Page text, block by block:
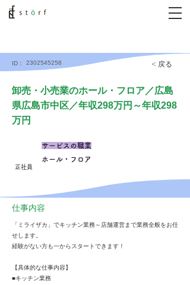
ID： 2302545258 < 戻る
卸売・小売業のホール・フロア／広島
県広島市中区／年収298万円～年収298
万円
正社員
サービスの職業
ホール・フロア
仕事内容
「ミライザカ」でキッチン業務～店舗運営まで業務全般をお任
せします。
経験がない方も一からスタートできます！
【具体的な仕事内容】
■キッチン業務